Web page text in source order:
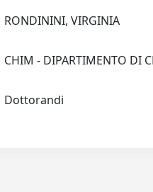
RONDININI, VIRGINIA
CHIM - DIPARTIMENTO DI
Dottorandi